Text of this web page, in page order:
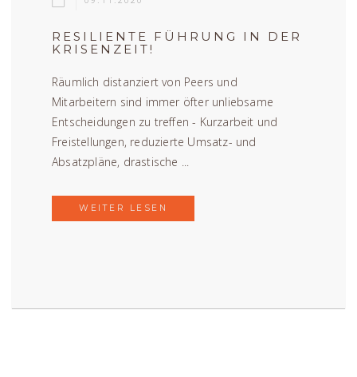
RESILIENTE FÜHRUNG IN DER
KRISENZEIT!
Räumlich distanziert von Peers und
Mitarbeitern sind immer öfter unliebsame
Entscheidungen zu treffen - Kurzarbeit und
Freistellungen, reduzierte Umsatz- und
Absatzpläne, drastische ...
WEITER LESEN